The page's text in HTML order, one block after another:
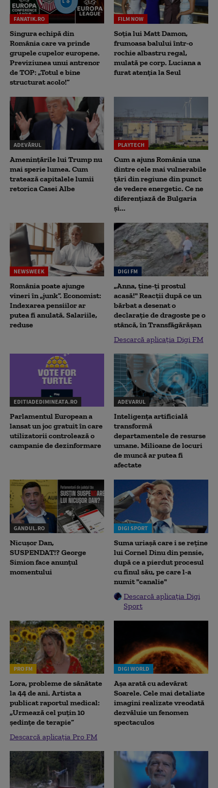
FANATIK.RO
Singura echipă din
România care va prinde
grupele cupelor europene.
Previziunea unui antrenor
de TOP: „Totul e bine
structurat acolo!”
FILM NOW
Soția lui Matt Damon,
frumoasa balului într-o
rochie albastru regal,
mulată pe corp. Luciana a
furat atenția la Seul
ADEVĂRUL
Amenințările lui Trump nu
mai sperie lumea. Cum
tratează capitalele lumii
retorica Casei Albe
PLAYTECH
Cum a ajuns România una
dintre cele mai vulnerabile
țări din regiune din punct
de vedere energetic. Ce ne
diferențiază de Bulgaria
și...
NEWSWEEK
România poate ajunge
vineri în „junk”. Economist:
Indexarea pensiilor ar
putea fi anulată. Salariile,
reduse
DIGI FM
„Anna, ţine-ţi prostul
acasă!" Reacţii după ce un
bărbat a desenat o
declaraţie de dragoste pe o
stâncă, în Transfăgărăşan
Descarcă aplicația Digi FM
EDITIADEDIMINEATA.RO
Parlamentul European a
lansat un joc gratuit în care
utilizatorii controlează o
campanie de dezinformare
ADEVARUL
Inteligența artificială
transformă
departamentele de resurse
umane. Milioane de locuri
de muncă ar putea fi
afectate
GANDUL.RO
Nicușor Dan,
SUSPENDAT!? George
Simion face anunțul
momentului
DIGI SPORT
Suma uriașă care i se reține
lui Cornel Dinu din pensie,
după ce a pierdut procesul
cu finul său, pe care l-a
numit "canalie"
Descarcă aplicația Digi
Sport
PRO FM
Lora, probleme de sănătate
la 44 de ani. Artista a
publicat raportul medical:
„Urmează cel puțin 10
ședințe de terapie”
Descarcă aplicația Pro FM
DIGI WORLD
Așa arată cu adevărat
Soarele. Cele mai detaliate
imagini realizate vreodată
dezvăluie un fenomen
spectaculos